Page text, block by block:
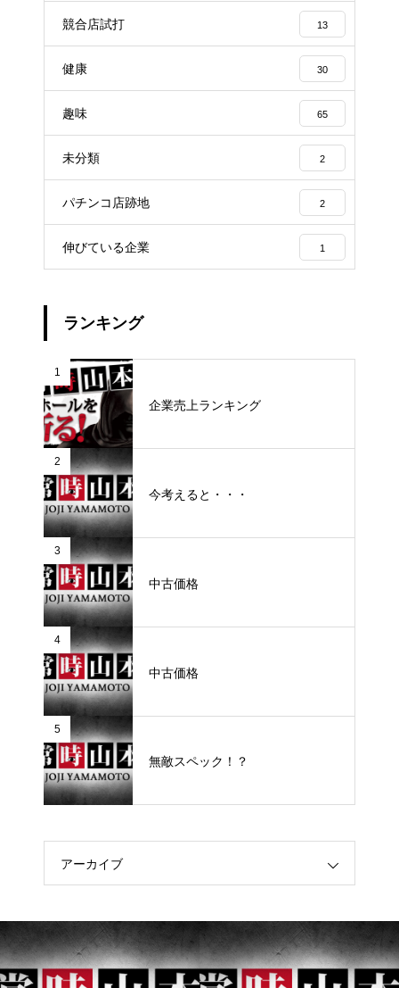
競合店試打 13
健康 30
趣味 65
未分類 2
パチンコ店跡地 2
伸びている企業 1
ランキング
1
企業売上ランキング
2
今考えると・・・
3
中古価格
4
中古価格
5
無敵スペック！？
アーカイブ